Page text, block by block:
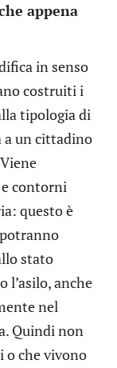
appena
in senso
costruiti i
tipologia di
a un cittadino
contorni
questo è
stato
l’asilo, anche
nel
Quindi non
o che vivono